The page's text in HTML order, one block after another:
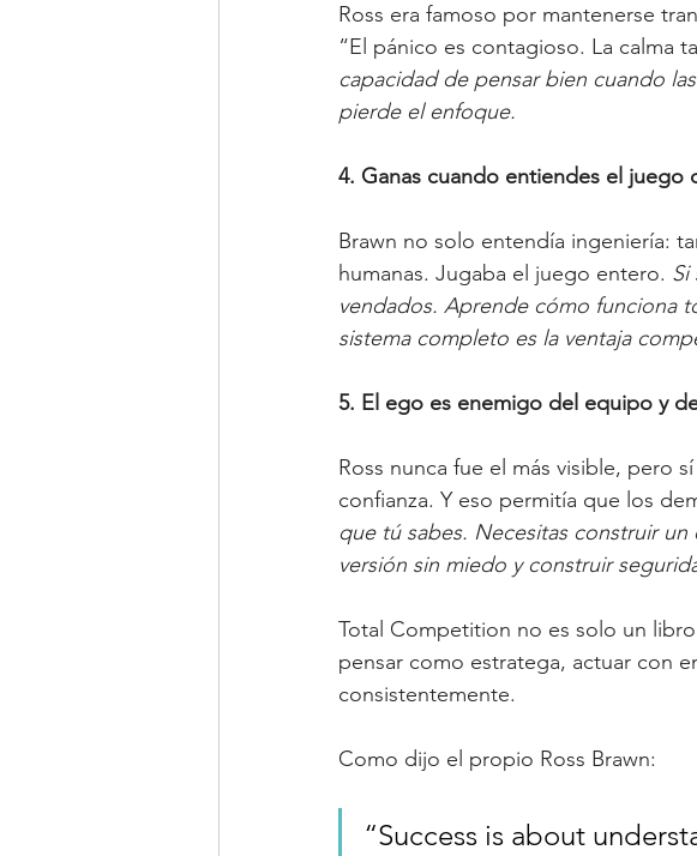
Ross era famoso por mantenerse
“El pánico es contagioso. La calma
capacidad de pensar bien cuando
pierde el enfoque.
4. Ganas cuando entiendes el
Brawn no solo entendía ingeniería:
humanas. Jugaba el juego entero. Si
vendados. Aprende cómo funciona
sistema completo es la ventaja
5. El ego es enemigo del equipo y
Ross nunca fue el más visible, pero
confianza. Y eso permitía que los
que tú sabes. Necesitas construir
versión sin miedo y construir
Total Competition no es solo un
pensar como estratega, actuar con
consistentemente.
Como dijo el propio Ross Brawn:
“Success is about